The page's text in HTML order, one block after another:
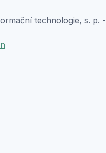
technologie, s. p. -